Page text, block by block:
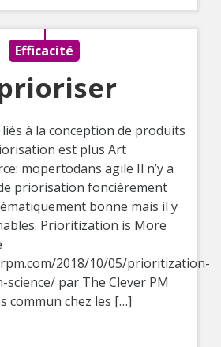
Efficacité
à la conception de produits
est plus Art
mopertodans agile Il n’y a
priorisation foncièrement
bonne mais il y
Prioritization is More
2018/10/05/prioritization-
par The Clever PM
commun chez les […]